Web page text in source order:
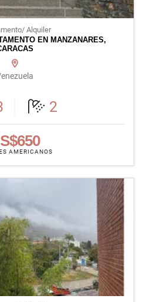
Alquiler
EN MANZANARES,
2
AMERICANOS